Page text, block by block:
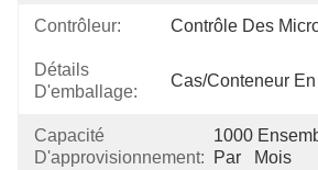
Contrôleur: Contrôle Des
Détails
D'emballage:
Cas/conteneur
Capacité
D'approvisionnement:
1000
Par   Mois